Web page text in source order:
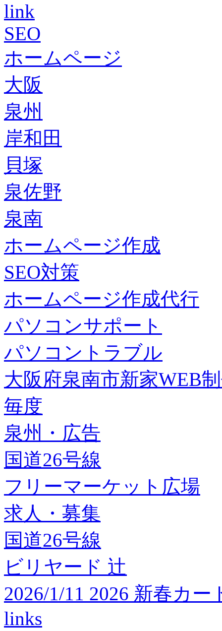
link
SEO
ホームページ
大阪
泉州
岸和田
貝塚
泉佐野
泉南
ホームページ作成
SEO対策
ホームページ作成代行
パソコンサポート
パソコントラブル
大阪府泉南市新家WEB
毎度
泉州・広告
国道26号線
フリーマーケット広場
求人・募集
国道26号線
ビリヤード 辻
2026/1/11 2026 新春カ
links